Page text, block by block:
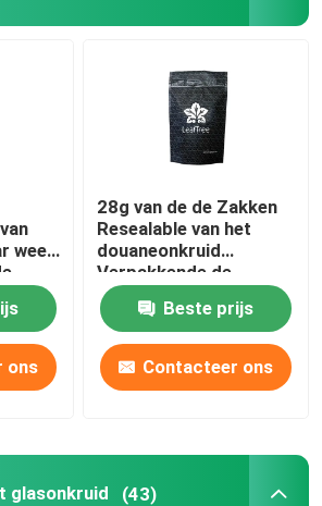
ons op
weed
ons
28g van de de Zakken
Resealable van het
douaneonkruid
Verpakkende de
Bloemzakken
Beste prijs
Contacteer ons
glasonkruid (43)